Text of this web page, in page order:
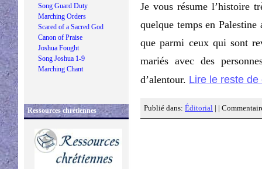
Song Guard Duty
Marching Orders
Scared of a Sacred God
Canon of Praise
Joshua Fought
Song Joshua 1-9
Marching Chant
Ressources chrétiennes
Je vous résume l’histoire
quelque temps en
que parmi ceux qui sont
mariés avec des
d’alentour. Lire le reste
Publié dans: Éditorial | |